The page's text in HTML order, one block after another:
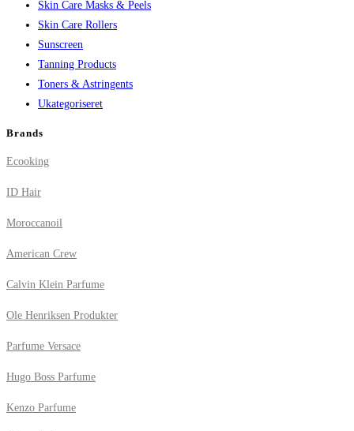
Skin Care Masks & Peels
Skin Care Rollers
Sunscreen
Tanning Products
Toners & Astringents
Ukategoriseret
Brands
Ecooking
ID Hair
Moroccanoil
American Crew
Calvin Klein Parfume
Ole Henriksen Produkter
Parfume Versace
Hugo Boss Parfume
Kenzo Parfume